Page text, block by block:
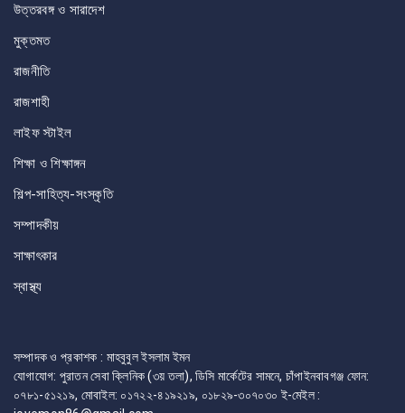
উত্তরবঙ্গ ও সারাদেশ
মুক্তমত
রাজনীতি
রাজশাহী
লাইফ স্টাইল
শিক্ষা ও শিক্ষাঙ্গন
শিল্প-সাহিত্য-সংস্কৃতি
সম্পাদকীয়
সাক্ষাৎকার
স্বাস্থ্য
সম্পাদক ও প্রকাশক : মাহবুবুল ইসলাম ইমন
যোগাযোগ: পুরাতন সেবা ক্লিনিক (৩য় তলা), ডিসি মার্কেটের সামনে, চাঁপাইনবাবগঞ্জ ফোন:
০৭৮১-৫১২১৯, মোবাইল: ০১৭২২-৪১৯২১৯, ০১৮২৯-৩০৭০৩০ ই-মেইল :